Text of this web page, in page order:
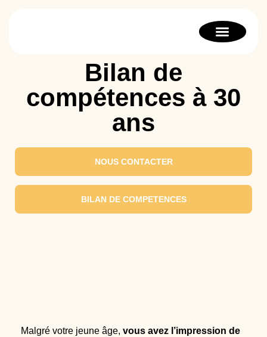
Bilan de
compétences à 30
ans
NOUS CONTACTER
BILAN DE COMPETENCES
Malgré votre jeune âge, vous avez l’impression de